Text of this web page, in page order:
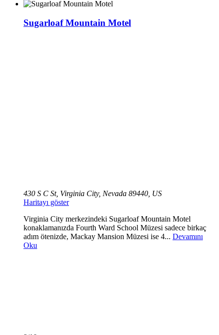
Sugarloaf Mountain Motel
430 S C St, Virginia City, Nevada 89440, US
Haritayı göster
Virginia City merkezindeki Sugarloaf Mountain Motel
konaklamanızda Fourth Ward School Müzesi sadece birkaç
adım ötenizde, Mackay Mansion Müzesi ise 4... Devamını
Oku